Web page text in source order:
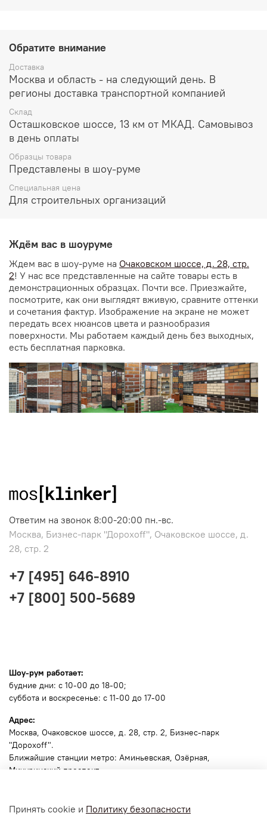
Обратите внимание
Доставка
Москва и область - на следующий день. В
регионы доставка транспортной компанией
Склад
Осташковское шоссе, 13 км от МКАД. Самовывоз
в день оплаты
Образцы товара
Представлены в шоу-руме
Специальная цена
Для строительных организаций
Ждём вас в шоуруме
Ждем вас в шоу-руме на Очаковском шоссе, д. 28, стр.
2! У нас все представленные на сайте товары есть в
демонстрационных образцах. Почти все. Приезжайте,
посмотрите, как они выглядят вживую, сравните оттенки
и сочетания фактур. Изображение на экране не может
передать всех нюансов цвета и разнообразия
поверхности. Мы работаем каждый день без выходных,
есть бесплатная парковка.
Ответим на звонок 8:00-20:00 пн.-вс.
Москва, Бизнес-парк "Дорохоff", Очаковское шоссе, д.
28, стр. 2
+7 [495] 646-8910
+7 [800] 500-5689
Шоу-рум работает:
будние дни: с 10-00 до 18-00;
суббота и воскресенье: с 11-00 до 17-00
Адрес:
Москва, Очаковское шоссе, д. 28, стр. 2, Бизнес-парк
"Дорохоff".
Ближайшие станции метро: Аминьевская, Озёрная,
Мичуринский проспект.
Принять cookie и Политику безопасности